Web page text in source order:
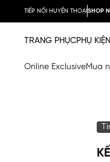
TIẾP NỐI HUYỀN THOẠISHOP
TRANG PHỤCPHỤ KIỆN
Online ExclusiveMua